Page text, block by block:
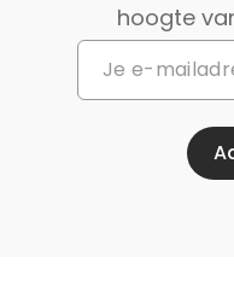
hoogte